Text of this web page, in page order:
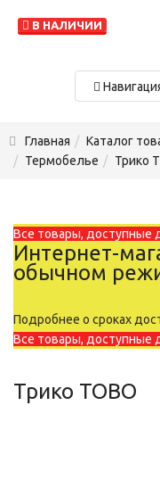
В НАЛИЧИИ
Главная Каталог
Термобелье
Трико
Все товары, доступные
Интернет-
обычном
Подробнее о сроках
Все товары, доступные
Трико TOBO